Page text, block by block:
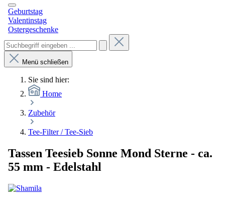
Geburtstag
Valentinstag
Ostergeschenke
Menü schließen
Sie sind hier:
Home
Zubehör
Tee-Filter / Tee-Sieb
Tassen Teesieb Sonne Mond Sterne - ca.
55 mm - Edelstahl